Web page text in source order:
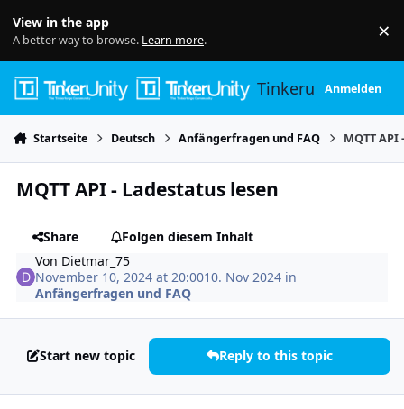
View in the app
A better way to browse. Learn more. ×
TinkerunityAnmelden
Startseite Deutsch Anfängerfragen und FAQ MQTT
MQTT API - Ladestatus lesen
Share
Folgen diesem Inhalt
Von Dietmar_75
November 10, 2024 at 20:0010. Nov 2024 in
Anfängerfragen und FAQ
Start new topic Reply to this topic